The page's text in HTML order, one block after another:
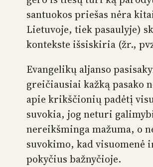
santuokos priešas nėra
Lietuvoje, tiek pasaulyje)
kontekste išsiskiria (žr.,
Evangelikų aljanso
greičiausiai kažką pasako
apie krikščionių padėtį
suvokia, jog neturi
nereikšminga mažuma, o
suvokimo, kad visuomenė
pokyčius bažnyčioje.